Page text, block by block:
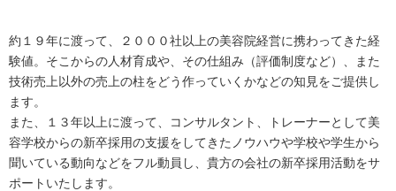
約１９年に渡って、２０００社以上の美容院経営に携わってきた経
験値。そこからの人材育成や、その仕組み（評価制度など）、また
技術売上以外の売上の柱をどう作っていくかなどの知見をご提供し
ます。
また、１３年以上に渡って、コンサルタント、トレーナーとして美
容学校からの新卒採用の支援をしてきたノウハウや学校や学生から
聞いている動向などをフル動員し、貴方の会社の新卒採用活動をサ
ポートいたします。